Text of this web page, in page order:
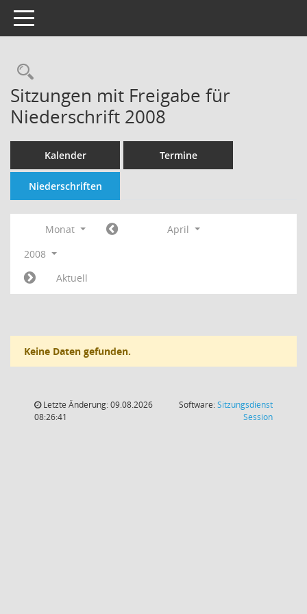
Toggle navigation
Rechercheauswahl
Sitzungen mit Freigabe für
Niederschrift 2008
Kalender Termine
Niederschriften
Monat
April
2008
Aktuell
Keine Daten gefunden.
Letzte Änderung: 09.08.2026
08:26:41
Software:Sitzungsdienst
Session(Wird in